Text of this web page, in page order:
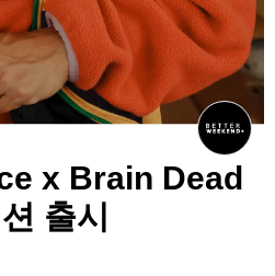
x Brain Dead
출시